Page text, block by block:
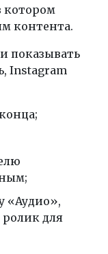
котором
контента.
показывать
Instagram
«Аудио»,
для